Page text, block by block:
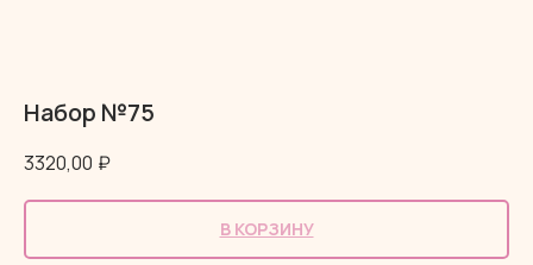
Набор №75
3320,00 ₽
В КОРЗИНУ